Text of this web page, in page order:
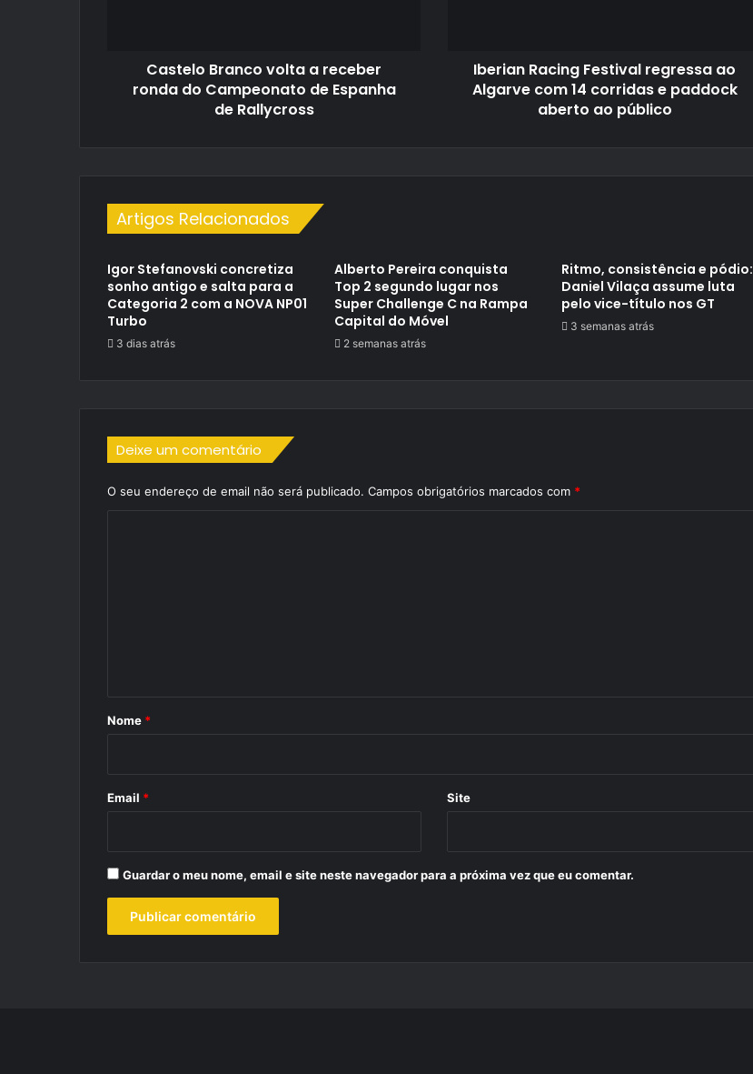
EspanhaCastelo Branco volta a receber
ronda do Campeonato de Espanha
de Rallycross
paddock
Iberian Racing Festival regressa ao
Algarve com 14 corridas e paddock
aberto ao público
Artigos Relacionados
Igor Stefanovski concretiza
sonho antigo e salta para a
Categoria 2 com a NOVA NP01
Turbo
3 dias atrás
Alberto Pereira conquista
Top 2 segundo lugar nos
Super Challenge C na Rampa
Capital do Móvel
2 semanas atrás
Ritmo, consistência e pódio:
Daniel Vilaça assume luta
pelo vice-título nos GT
3 semanas atrás
Deixe um comentário
O seu endereço de email não será publicado. Campos obrigatórios marcados com *
r
*
Nome *
Email * Site
Guardar o meu nome, email e site neste navegador para a próxima vez que eu comentar.